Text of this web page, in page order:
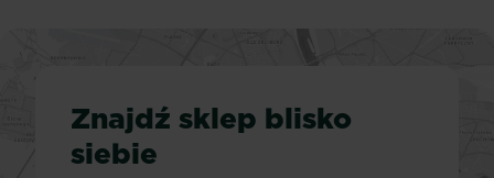
Znajdź sklep blisko
siebie